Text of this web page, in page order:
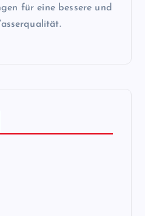
für eine bessere und